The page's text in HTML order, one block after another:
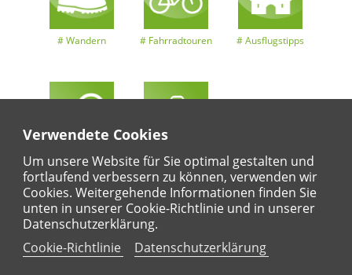
Verwendete Cookies
Um unsere Website für Sie optimal gestalten und
fortlaufend verbessern zu können, verwenden wir
Cookies. Weitergehende Informationen finden Sie
unten in unserer Cookie-Richtlinie und in unserer
Datenschutzerklärung.
Cookie-Richtlinie
Datenschutzerklärung
Wandern Fahrradtouren Ausflugstipps
Entdeckertouren Ansichten Kalender
Regional Karte Für Kinder